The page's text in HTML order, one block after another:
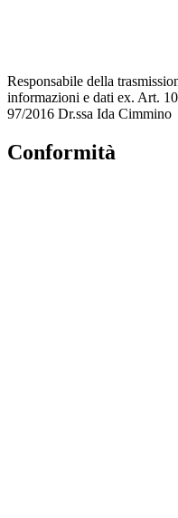
Responsabile della
informazioni e dati ex. Art.
97/2016 Dr.ssa Ida Cimmino
Conformità